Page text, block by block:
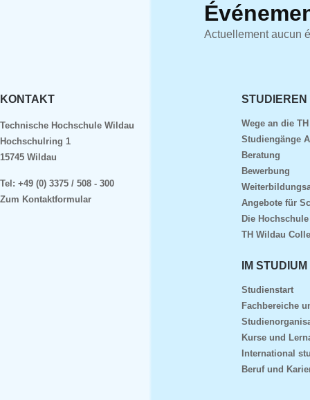
Actuellement aucun
KONTAKT
Technische Hochschule Wildau
Hochschulring 1
15745 Wildau
Tel: +49 (0) 3375 / 508 - 300
Zum Kontaktformular
Wege an die
Studiengänge
Beratung
Bewerbung
Angebote für
Die
TH Wildau
IM STUDIUM
Studienstart
Fachbereiche
Kurse und
International
Beruf und